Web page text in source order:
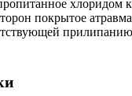
хлоридом
покрытое